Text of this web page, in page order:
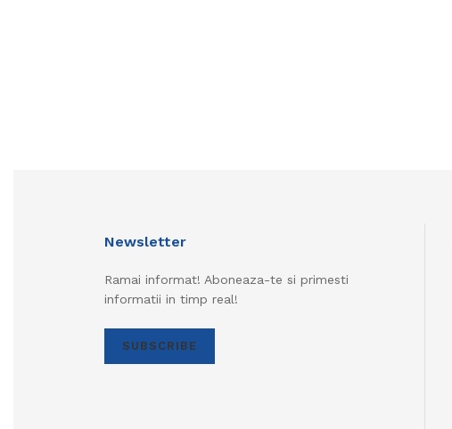
Newsletter
Ramai informat! Aboneaza-te si primesti
informatii in timp real!
SUBSCRIBE